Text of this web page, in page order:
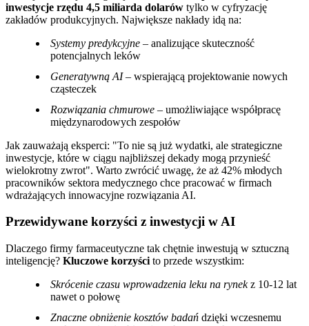
inwestycje rzędu 4,5 miliarda dolarów tylko w cyfryzację
zakładów produkcyjnych. Największe nakłady idą na:
Systemy predykcyjne – analizujące skuteczność
potencjalnych leków
Generatywną AI– wspierającą projektowanie nowych
cząsteczek
Rozwiązania chmurowe – umożliwiające współpracę
międzynarodowych zespołów
Jak zauważają eksperci:
To nie są już wydatki, ale strategiczne
inwestycje, które w ciągu najbliższej dekady mogą przynieść
wielokrotny zwrot . Warto zwrócić uwagę, że aż 42% młodych
pracowników sektora medycznego chce pracować w firmach
wdrażających innowacyjne rozwiązania AI.
Przewidywane korzyści z inwestycji w AI
Dlaczego firmy farmaceutyczne tak chętnie inwestują w sztuczną
inteligencję? Kluczowe korzyści to przede wszystkim:
Skrócenie czasu wprowadzenia leku na rynekz 10-12 lat
nawet o połowę
Znaczne obniżenie kosztów badań dzięki wczesnemu